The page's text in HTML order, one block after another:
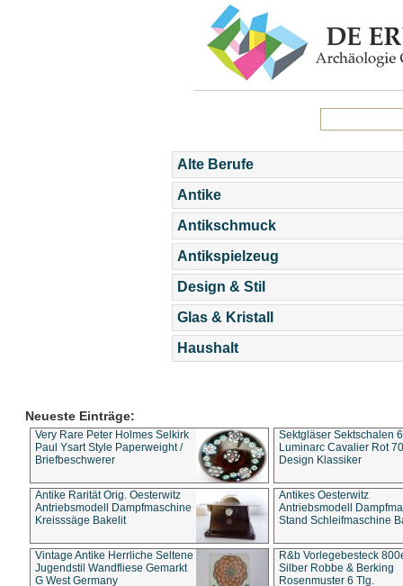
Alte Berufe
Antike
Antikschmuck
Antikspielzeug
Design & Stil
Glas & Kristall
Haushalt
Neueste Einträge:
Very Rare Peter Holmes Selkirk
Paul Ysart Style Paperweight /
Briefbeschwerer
Sektgläser Sektschalen
Luminarc Cavalier Rot
Design Klassiker
Antike Rarität Orig. Oesterwitz
Antriebsmodell Dampfmaschine
Kreisssäge Bakelit
Antikes Oesterwitz
Antriebsmodell
Stand Schleifmaschine
Vintage Antike Herrliche Seltene
Jugendstil Wandfliese Gemarkt
G West Germany
R&b Vorlegebesteck
Silber Robbe & Berking
Rosenmuster 6 Tlg.